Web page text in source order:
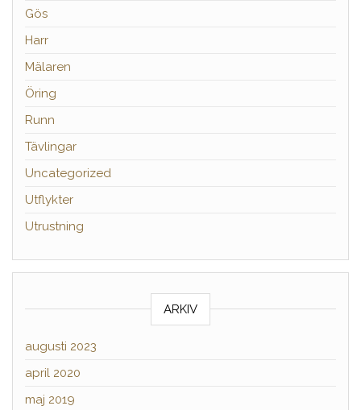
Gös
Harr
Mälaren
Öring
Runn
Tävlingar
Uncategorized
Utflykter
Utrustning
ARKIV
augusti 2023
april 2020
maj 2019